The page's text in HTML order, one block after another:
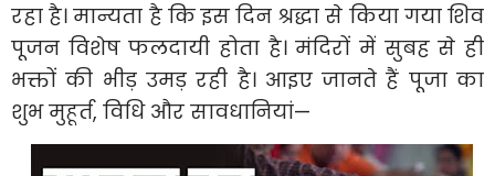
रहा है। मान्यता है कि इस दिन श्रद्धा से किया गया शिव
पूजन विशेष फलदायी होता है। मंदिरों में सुबह से ही
भक्तों की भीड़ उमड़ रही है। आइए जानते हैं पूजा का
शुभ मुहूर्त, विधि और सावधानियां—